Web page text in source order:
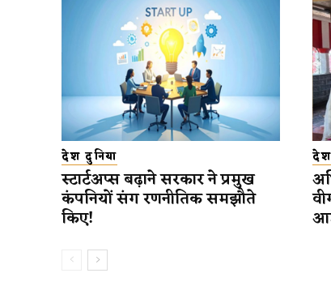
देश दुनिया
स्टार्टअप्स बढ़ाने सरकार ने प्रमुख
कंपनियों संग रणनीतिक समझौते
किए!
देश